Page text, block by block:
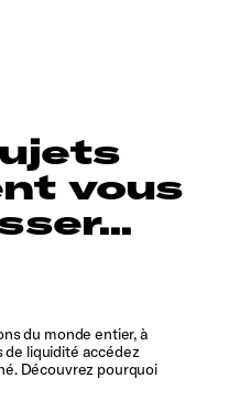
vous
du monde entier, à
de liquidité accédez
Découvrez pourquoi